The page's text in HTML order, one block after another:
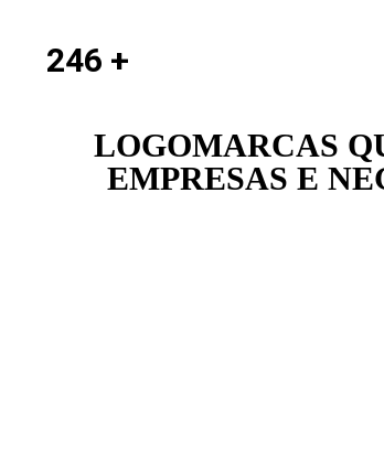
246 +
LOGOMARCAS
EMPRESAS E